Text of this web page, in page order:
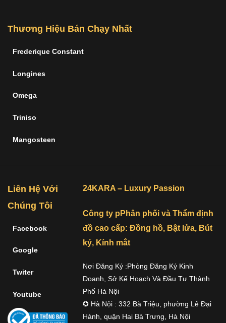
Thương Hiệu Bán Chạy Nhất
Frederique Constant
Longines
Omega
Triniso
Mangosteen
Liên Hệ Với
Chúng Tôi
Facebook
Google
Twiter
Youtube
24KARA – Luxury Passion
Công ty pPhân phối và Thẩm định
đồ cao cấp: Đồng hồ, Bật lửa, Bút
ký, Kính mắt
Nơi Đăng Ký :Phòng Đăng Ký Kinh
Doanh, Sở Kế Hoạch Và Đầu Tư Thành
Phố Hà Nội
✪ Hà Nội : 332 Bà Triệu, phường Lê Đại
Hành, quận Hai Bà Trưng, Hà Nội